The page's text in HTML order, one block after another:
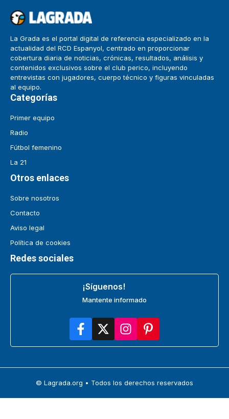
La Grada es el portal digital de referencia especializado en la
actualidad del RCD Espanyol, centrado en proporcionar
cobertura diaria de noticias, crónicas, resultados, análisis y
contenidos exclusivos sobre el club perico, incluyendo
entrevistas con jugadores, cuerpo técnico y figuras vinculadas
al equipo.
Categorías
Primer equipo
Radio
Fútbol femenino
La 21
Otros enlaces
Sobre nosotros
Contacto
Aviso legal
Política de cookies
Redes sociales
¡Síguenos!
Mantente informado
© Lagrada.org • Todos los derechos reservados